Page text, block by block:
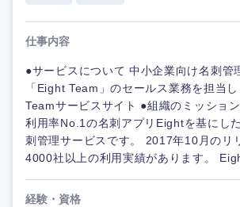
仕事内容
●サービスについて 中小企業向け名刺管
「Eight Team」のセールス業務を担当
Teamサービスサイト ●組織のミッショ
利用率No.1の名刺アプリEightを基にし
刺管理サービスです。 2017年10月のリ
4000社以上の利用実績があります。
経験・資格